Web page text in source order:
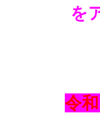
を
令